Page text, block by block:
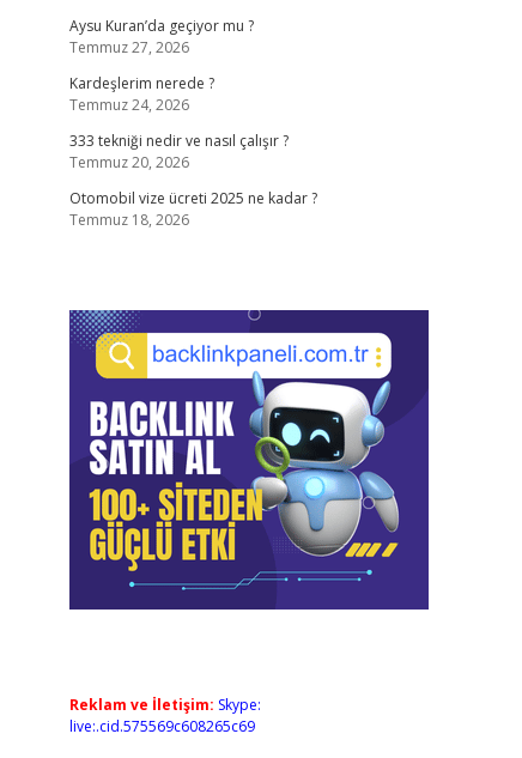
Aysu Kuran’da geçiyor mu ?
Temmuz 27, 2026
Kardeşlerim nerede ?
Temmuz 24, 2026
333 tekniği nedir ve nasıl çalışır ?
Temmuz 20, 2026
Otomobil vize ücreti 2025 ne kadar ?
Temmuz 18, 2026
Reklam ve İletişim: Skype:
live:.cid.575569c608265c69